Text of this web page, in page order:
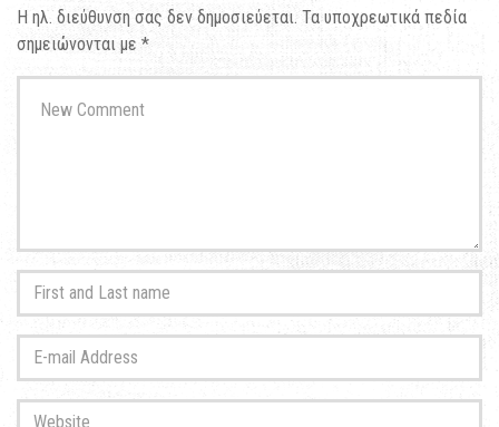
Η ηλ. διεύθυνση σας δεν δημοσιεύεται. Τα υποχρεωτικά πεδία
σημειώνονται με*
comment*
First
Last
name*
Address*
Website